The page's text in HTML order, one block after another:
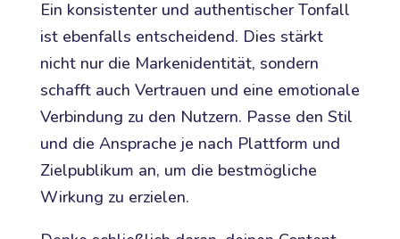
Ein konsistenter und authentischer Tonfall
ist ebenfalls entscheidend. Dies stärkt
nicht nur die Markenidentität, sondern
schafft auch Vertrauen und eine emotionale
Verbindung zu den Nutzern. Passe den Stil
und die Ansprache je nach Plattform und
Zielpublikum an, um die bestmögliche
Wirkung zu erzielen.